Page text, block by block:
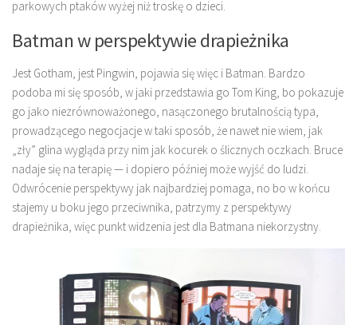
parkowych ptaków wyżej niż troskę o dzieci.
Batman w perspektywie drapieżnika
Jest Gotham, jest Pingwin, pojawia się więc i Batman. Bardzo
podoba mi się sposób, w jaki przedstawia go Tom King, bo pokazuje
go jako niezrównoważonego, nasączonego brutalnością typa,
prowadzącego negocjacje w taki sposób, że nawet nie wiem, jak
„zły” glina wygląda przy nim jak kocurek o ślicznych oczkach. Bruce
nadaje się na terapię — i dopiero później może wyjść do ludzi.
Odwrócenie perspektywy jak najbardziej pomaga, no bo w końcu
stajemy u boku jego przeciwnika, patrzymy z perspektywy
drapieżnika, więc punkt widzenia jest dla Batmana niekorzystny.